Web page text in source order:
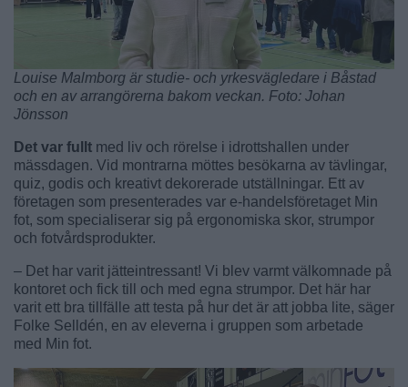
Louise Malmborg är studie- och yrkesvägledare i Båstad
och en av arrangörerna bakom veckan. Foto: Johan
Jönsson
Det var fullt med liv och rörelse i idrottshallen under
mässdagen. Vid montrarna möttes besökarna av tävlingar,
quiz, godis och kreativt dekorerade utställningar. Ett av
företagen som presenterades var e-handelsföretaget Min
fot, som specialiserar sig på ergonomiska skor, strumpor
och fotvårdsprodukter.
– Det har varit jätteintressant! Vi blev varmt välkomnade på
kontoret och fick till och med egna strumpor. Det här har
varit ett bra tillfälle att testa på hur det är att jobba lite, säger
Folke Selldén, en av eleverna i gruppen som arbetade
med Min fot.